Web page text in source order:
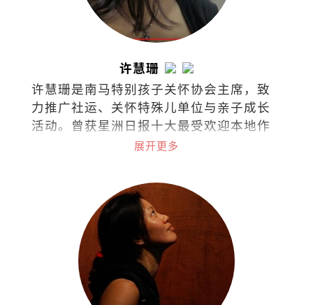
许慧珊
许慧珊是南马特别孩子关怀协会主席，致
力推广社运、关怀特殊儿单位与亲子成长
活动。曾获星洲日报十大最受欢迎本地作
家，文章常见于各报与杂志。著有《单身
人》及《左雍右为》等。
展开更多